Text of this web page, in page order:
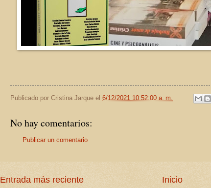
Publicado por Cristina Jarque el 6/12/2021 10:52:00 a. m.
No hay comentarios:
Publicar un comentario
Entrada más reciente Inicio